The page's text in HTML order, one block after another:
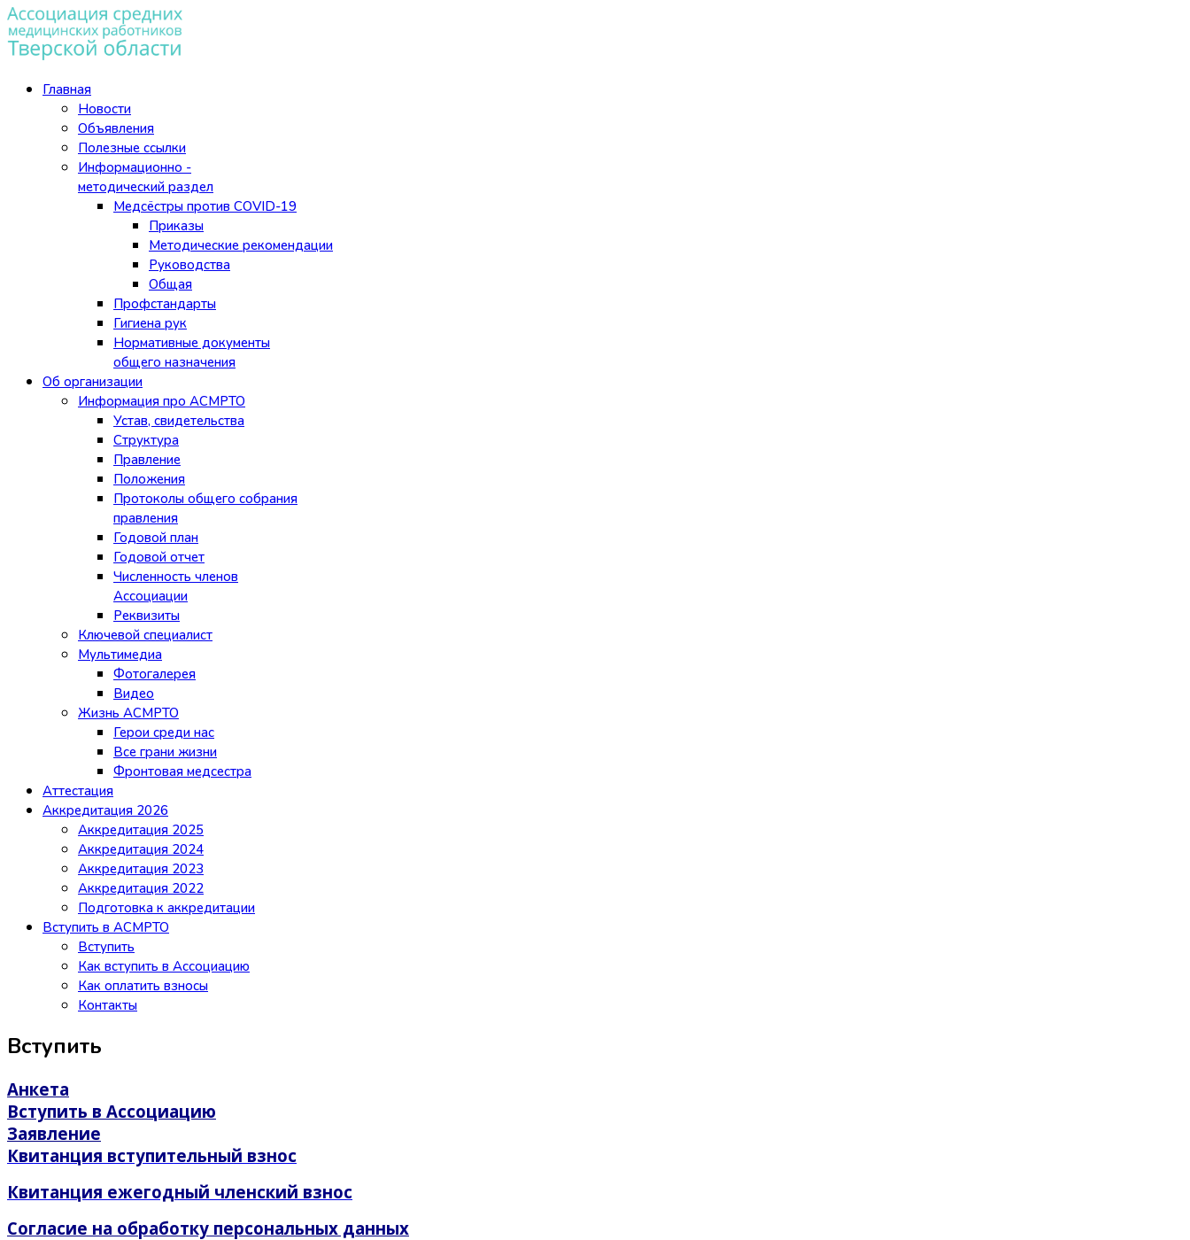
Главная
Новости
Объявления
Полезные ссылки
Информационно -
методический раздел
Медсёстры против COVID-19
Приказы
Методические рекомендации
Руководства
Общая
Профстандарты
Гигиена рук
Нормативные документы
общего назначения
Об организации
Информация про АСМРТО
Устав, свидетельства
Структура
Правление
Положения
Протоколы общего собрания
правления
Годовой план
Годовой отчет
Численность членов
Ассоциации
Реквизиты
Ключевой специалист
Мультимедиа
Фотогалерея
Видео
Жизнь АСМРТО
Герои среди нас
Все грани жизни
Фронтовая медсестра
Аттестация
Аккредитация 2026
Аккредитация 2025
Аккредитация 2024
Аккредитация 2023
Аккредитация 2022
Подготовка к аккредитации
Вступить в АСМРТО
Вступить
Как вступить в Ассоциацию
Как оплатить взносы
Контакты
Вступить
Анкета
Вступить в Ассоциацию
Заявление
Квитанция вступительный взнос
Квитанция ежегодный членский взнос
Согласие на обработку персональных данных